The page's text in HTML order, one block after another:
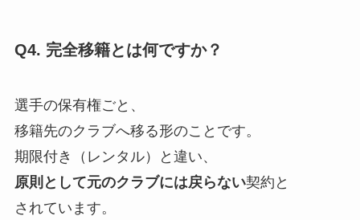
Q4. 完全移籍とは何ですか？
選手の保有権ごと、
移籍先のクラブへ移る形のことです。
期限付き（レンタル）と違い、
原則として元のクラブには戻らない契約と
されています。